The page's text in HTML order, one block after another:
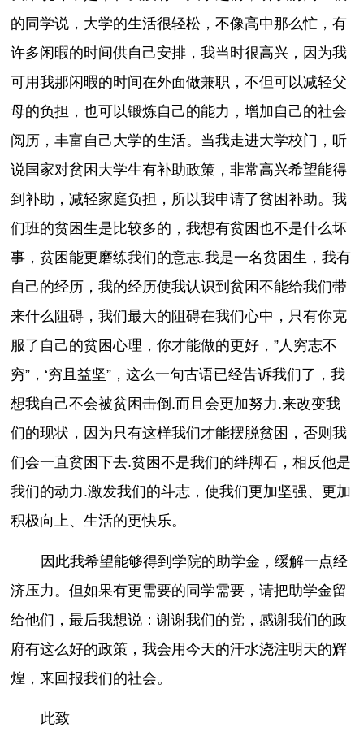
的同学说，大学的生活很轻松，不像高中那么忙，有
许多闲暇的时间供自己安排，我当时很高兴，因为我
可用我那闲暇的时间在外面做兼职，不但可以减轻父
母的负担，也可以锻炼自己的能力，增加自己的社会
阅历，丰富自己大学的生活。当我走进大学校门，听
说国家对贫困大学生有补助政策，非常高兴希望能得
到补助，减轻家庭负担，所以我申请了贫困补助。我
们班的贫困生是比较多的，我想有贫困也不是什么坏
事，贫困能更磨练我们的意志.我是一名贫困生，我有
自己的经历，我的经历使我认识到贫困不能给我们带
来什么阻碍，我们最大的阻碍在我们心中，只有你克
服了自己的贫困心理，你才能做的更好，”人穷志不
穷”，‘穷且益坚”，这么一句古语已经告诉我们了，我
想我自己不会被贫困击倒.而且会更加努力.来改变我
们的现状，因为只有这样我们才能摆脱贫困，否则我
们会一直贫困下去.贫困不是我们的绊脚石，相反他是
我们的动力.激发我们的斗志，使我们更加坚强、更加
积极向上、生活的更快乐。
因此我希望能够得到学院的助学金，缓解一点经
济压力。但如果有更需要的同学需要，请把助学金留
给他们，最后我想说：谢谢我们的党，感谢我们的政
府有这么好的政策，我会用今天的汗水浇注明天的辉
煌，来回报我们的社会。
此致